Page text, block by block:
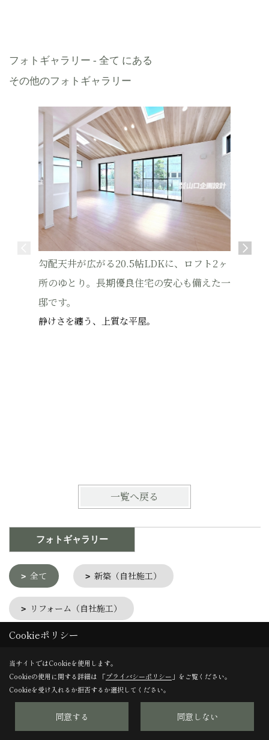
フォトギャラリー - 全て にある
その他のフォトギャラリー
勾配天井が広がる20.5帖LDKに、ロフト2ヶ
所のゆとり。長期優良住宅の安心も備えた一
邸です。
静けさを纏う、上質な平屋。
一覧へ戻る
フォトギャラリー
全て 新築（自社施工）
リフォーム（自社施工）
他社施工・その他
セミオーダー・カスタマイズ
Cookieポリシー
当サイトではCookieを使用します。
Cookieの使用に関する詳細は 「プライバシーポリシー 」をご覧ください。
Cookieを受け入れるか拒否するか選択してください。
同意する 同意しない